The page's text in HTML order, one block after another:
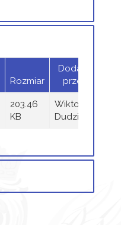
Rozmiar
Dodany
przez
203.46
KB
Wiktor
Dudziński